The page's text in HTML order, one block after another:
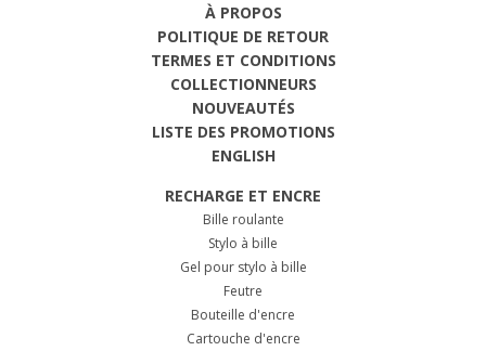
À PROPOS
POLITIQUE DE RETOUR
TERMES ET CONDITIONS
COLLECTIONNEURS
NOUVEAUTÉS
LISTE DES PROMOTIONS
ENGLISH
RECHARGE ET ENCRE
Bille roulante
Stylo à bille
Gel pour stylo à bille
Feutre
Bouteille d'encre
Cartouche d'encre